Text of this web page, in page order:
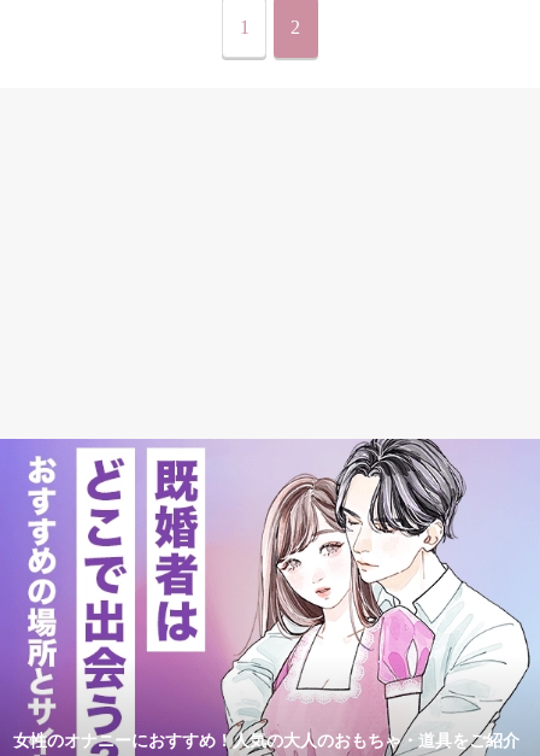
1 2
女性のオナニーにおすすめ！人気の大人のおもちゃ・道具をご紹介